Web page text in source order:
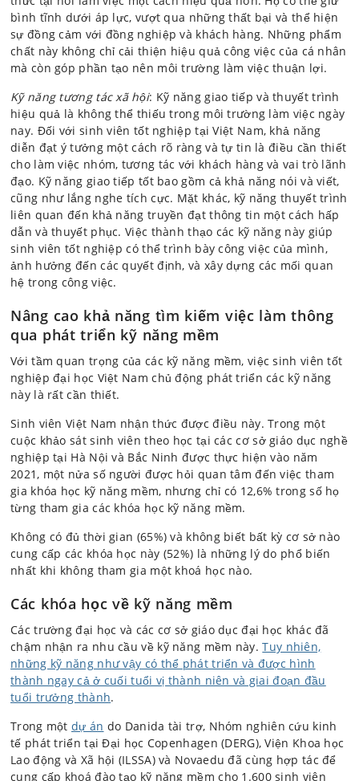
bình tĩnh dưới áp lực, vượt qua những thất bại và thể hiện
sự đồng cảm với đồng nghiệp và khách hàng. Những phẩm
chất này không chỉ cải thiện hiệu quả công việc của cá nhân
mà còn góp phần tạo nên môi trường làm việc thuận lợi.
Kỹ năng tương tác xã hội: Kỹ năng giao tiếp và thuyết trình
hiệu quả là không thể thiếu trong môi trường làm việc ngày
nay. Đối với sinh viên tốt nghiệp tại Việt Nam, khả năng
diễn đạt ý tưởng một cách rõ ràng và tự tin là điều cần thiết
cho làm việc nhóm, tương tác với khách hàng và vai trò lãnh
đạo. Kỹ năng giao tiếp tốt bao gồm cả khả năng nói và viết,
cũng như lắng nghe tích cực. Mặt khác, kỹ năng thuyết trình
liên quan đến khả năng truyền đạt thông tin một cách hấp
dẫn và thuyết phục. Việc thành thạo các kỹ năng này giúp
sinh viên tốt nghiệp có thể trình bày công việc của mình,
ảnh hưởng đến các quyết định, và xây dựng các mối quan
hệ trong công việc.
Nâng cao khả năng tìm kiếm việc làm thông
qua phát triển kỹ năng mềm
Với tầm quan trọng của các kỹ năng mềm, việc sinh viên tốt
nghiệp đại học Việt Nam chủ động phát triển các kỹ năng
này là rất cần thiết.
Sinh viên Việt Nam nhận thức được điều này. Trong một
cuộc khảo sát sinh viên theo học tại các cơ sở giáo dục nghề
nghiệp tại Hà Nội và Bắc Ninh được thực hiện vào năm
2021, một nửa số người được hỏi quan tâm đến việc tham
gia khóa học kỹ năng mềm, nhưng chỉ có 12,6% trong số họ
từng tham gia các khóa học kỹ năng mềm.
Không có đủ thời gian (65%) và không biết bất kỳ cơ sở nào
cung cấp các khóa học này (52%) là những lý do phổ biến
nhất khi không tham gia một khoá học nào.
Các khóa học về kỹ năng mềm
Các trường đại học và các cơ sở giáo dục đại học khác đã
chậm nhận ra nhu cầu về kỹ năng mềm này.Tuy nhiên,
những kỹ năng như vậy có thể phát triển và được hình
thành ngay cả ở cuối tuổi vị thành niên và giai đoạn đầu
tuổi trưởng thành.
Trong một dự án do Danida tài trợ, Nhóm nghiên cứu kinh
tế phát triển tại Đại học Copenhagen (DERG), Viện Khoa học
Lao động và Xã hội (ILSSA) và Novaedu đã cùng hợp tác để
cung cấp khoá đào tạo kỹ năng mềm cho 1.600 sinh viên